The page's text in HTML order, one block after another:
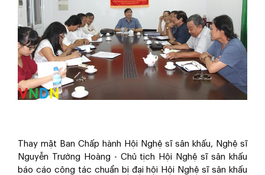
Thay mặt Ban Chấp hành Hội Nghệ sĩ sân khấu, Nghệ sĩ
Nguyễn Trường Hoàng - Chủ tịch Hội Nghệ sĩ sân khấu
báo cáo công tác chuẩn bị đại hội Hội Nghệ sĩ sân khấu